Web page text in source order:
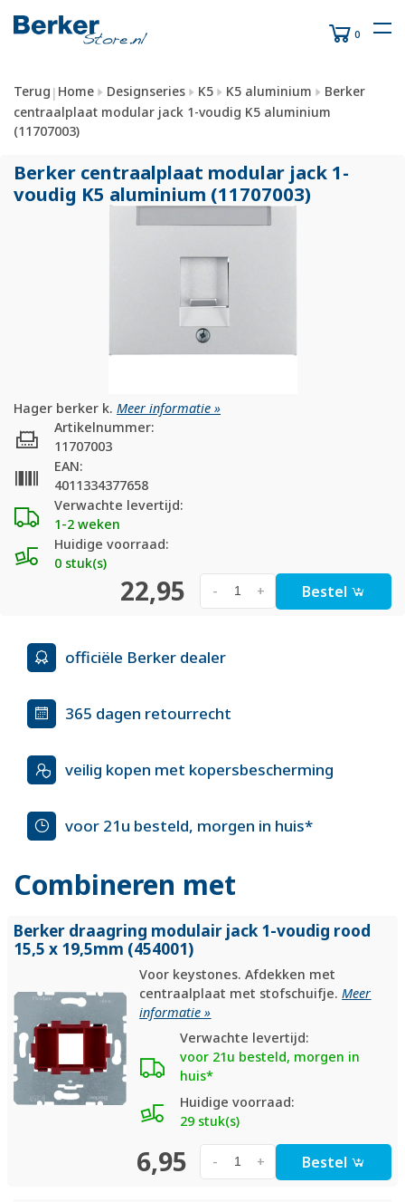
0
Terug | Home Designseries K5 K5 aluminium
Berker
centraalplaat modular jack 1-voudig K5 aluminium
(11707003)
Berker centraalplaat modular jack 1-
voudig K5 aluminium (11707003)
Hager berker k. Meer informatie »
Verwachte levertijd:
1-2 weken
Huidige voorraad:
0 stuk(s)
Artikelnummer:
11707003
EAN:
4011334377658
22,95 +
- Bestel
officiële Berker dealer
365 dagen retourrecht
veilig kopen met kopersbescherming
voor 21u besteld, morgen in huis*
Combineren met
Berker draagring modulair jack 1-voudig rood
15,5 x 19,5mm (454001)
Voor keystones. Afdekken met
centraalplaat met stofschuifje.Meer
informatie »
Verwachte levertijd:
voor 21u besteld, morgen in
huis*
Huidige voorraad:
29 stuk(s)
6,95 +
- Bestel